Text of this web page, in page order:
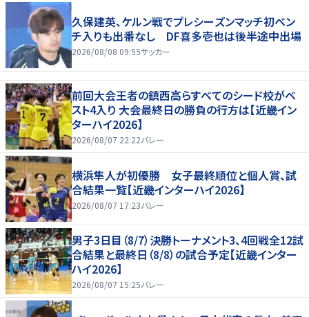
久保建英、ケルン戦でプレシーズンマッチ初ベン
チ入りも出番なし DF喜多壱也は後半途中出場
2026/08/08 09:55サッカー
前回大会王者の鎮西高らすべてのシード校がベ
スト4入り 大会最終日の勝負の行方は【近畿イン
ターハイ2026】
2026/08/07 22:22バレー
横浜隼人が初優勝 女子最終順位と個人賞、試
合結果一覧【近畿インターハイ2026】
2026/08/07 17:23バレー
男子3日目（8/7）決勝トーナメント3、4回戦全12試
合結果と最終日（8/8）の試合予定【近畿インター
ハイ2026】
2026/08/07 15:25バレー